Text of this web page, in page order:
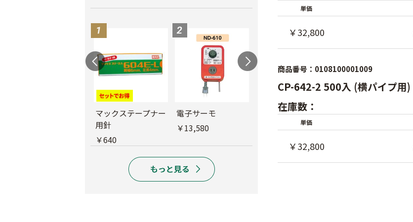
マックステープナー
用針
￥640
電子サーモ
￥13,580
農電マット 単相
￥19,980
光分解テープ（マッ
単価
￥32,800
商品番号：0108100001009
CP-642-2 500入 (横パイプ用)
在庫数：
単価
￥32,800